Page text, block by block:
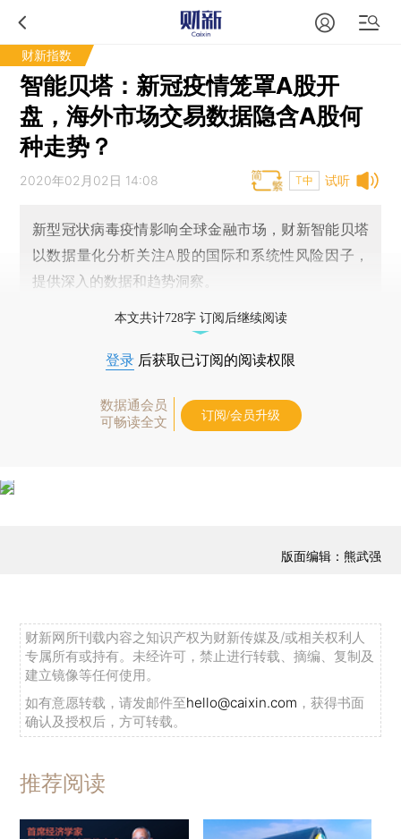
财新指数
智能贝塔：新冠疫情笼罩A股开
盘，海外市场交易数据隐含A股何
种走势？
试听
2020年02月02日 14:08 T中
新型冠状病毒疫情影响全球金融市场，财新智能贝塔
以数据量化分析关注A股的国际和系统性风险因子，
提供深入的数据和趋势洞察。
本文共计728字 订阅后继续阅读
登录 后获取已订阅的阅读权限
数据通会员
可畅读全文
订阅/会员升级
版面编辑：熊武强
财新网所刊载内容之知识产权为财新传媒及/或相关权利人
专属所有或持有。未经许可，禁止进行转载、摘编、复制及
建立镜像等任何使用。
如有意愿转载，请发邮件至hello@caixin.com ，获得书面
确认及授权后，方可转载。
推荐阅读